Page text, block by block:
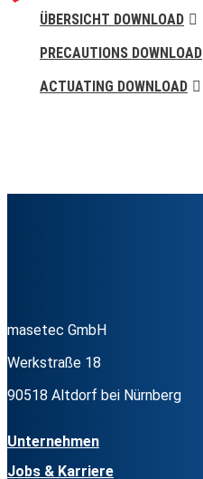
ÜBERSICHT DOWNLOAD
PRECAUTIONS DOWNLOAD
ACTUATING DOWNLOAD
masetec GmbH
Werkstraße 18
90518 Altdorf bei Nürnberg
Unternehmen
Jobs & Karriere